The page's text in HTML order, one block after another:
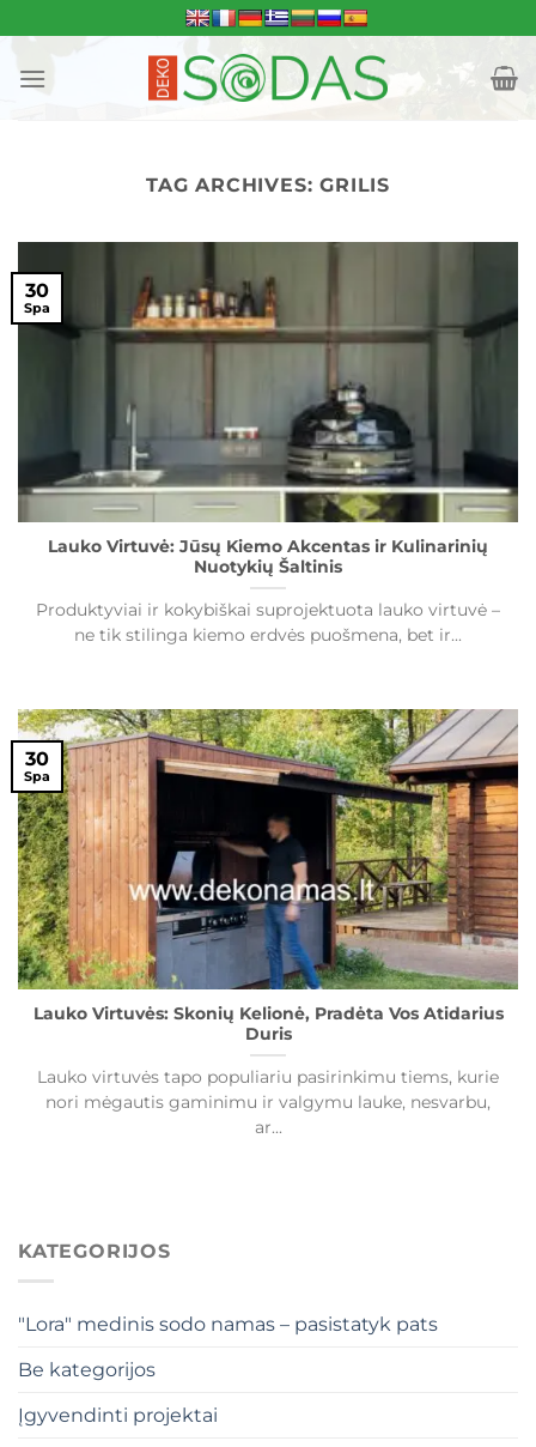
to
content
TAG ARCHIVES:GRILIS
Lauko Virtuvė: Jūsų Kiemo Akcentas ir Kulinarinių
Nuotykių Šaltinis
Produktyviai ir kokybiškai suprojektuota lauko virtuvė –
ne tik stilinga kiemo erdvės puošmena, bet ir...
30
Spa
Lauko Virtuvės: Skonių Kelionė, Pradėta Vos Atidarius
Duris
Lauko virtuvės tapo populiariu pasirinkimu tiems, kurie
nori mėgautis gaminimu ir valgymu lauke, nesvarbu,
ar...
30
Spa
KATEGORIJOS
"Lora" medinis sodo namas – pasistatyk pats
Be kategorijos
Įgyvendinti projektai